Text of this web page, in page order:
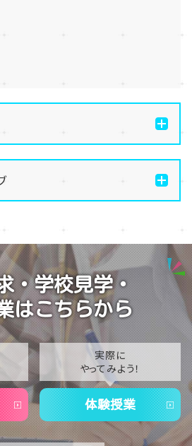
かして無心になる🧶最高のデジタル
せんか？
祭りを開催しました✨～第二段～
期間のお知らせ🍉🌻
イルも楽しんじゃいます✊💕
・学校見学・
はこちらから
実際に
やってみよう！
体験授業